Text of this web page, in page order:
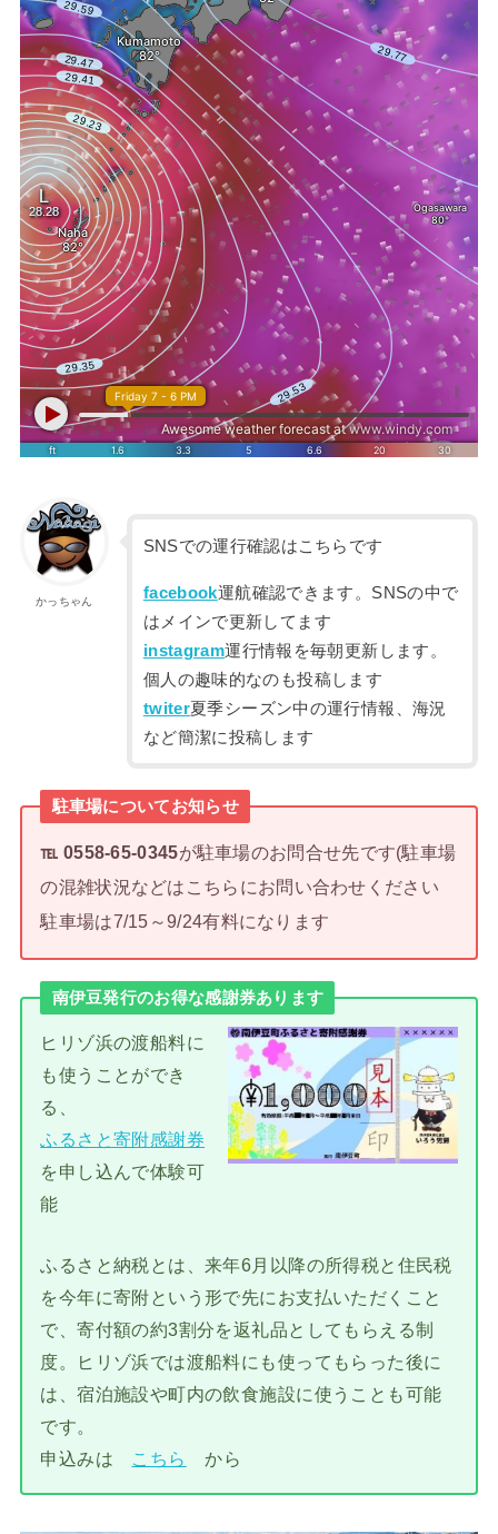
かっちゃん
SNSでの運行確認はこちらです
facebook運航確認できます。SNSの中で
はメインで更新してます
instagram運行情報を毎朝更新します。
個人の趣味的なのも投稿します
twiter夏季シーズン中の運行情報、海況
など簡潔に投稿します
駐車場についてお知らせ
℡ 0558-65-0345が駐車場のお問合せ先です(駐車場
の混雑状況などはこちらにお問い合わせください
駐車場は7/15～9/24有料になります
南伊豆発行のお得な感謝券あります
ヒリゾ浜の渡船料に
も使うことができ
る、
ふるさと寄附感謝券
を申し込んで体験可
能
ふるさと納税とは、来年6月以降の所得税と住民税
を今年に寄附という形で先にお支払いただくこと
で、寄付額の約3割分を返礼品としてもらえる制
度。ヒリゾ浜では渡船料にも使ってもらった後に
は、宿泊施設や町内の飲食施設に使うことも可能
です。
申込みは こちら から